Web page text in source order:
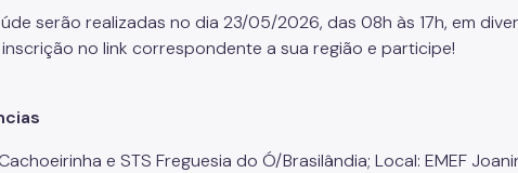
serão realizadas no dia 23/05/2026, das 08h às 17h, em
no link correspondente a sua região e participe!
e STS Freguesia do Ó/Brasilândia; Local: EMEF